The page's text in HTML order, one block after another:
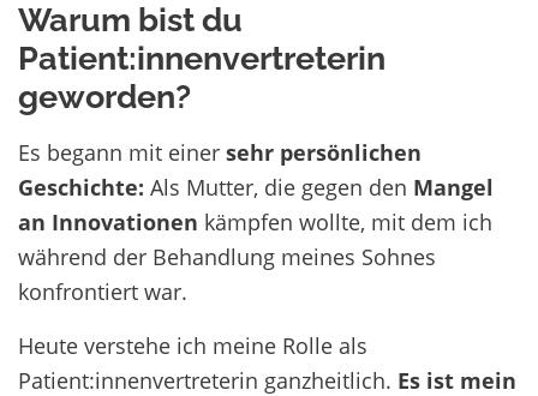
Warum bist du
Patient:innenvertreterin
geworden?
Es begann mit einer sehr persönlichen
Geschichte: Als Mutter, die gegen den Mangel
an Innovationen kämpfen wollte, mit dem ich
während der Behandlung meines Sohnes
konfrontiert war.
Heute verstehe ich meine Rolle als
Patient:innenvertreterin ganzheitlich. Es ist mein